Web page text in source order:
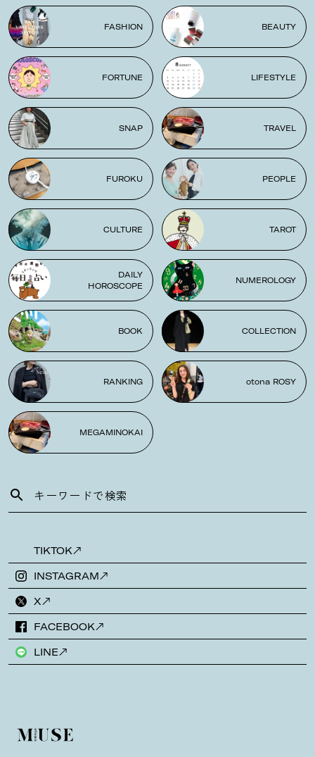
FASHION BEAUTY
FORTUNE LIFESTYLE
SNAP TRAVEL
FUROKU PEOPLE
CULTURE TAROT
DAILY
HOROSCOPE
NUMEROLOGY
BOOK COLLECTION
RANKING otona ROSY
MEGAMINOKAI
TIKTOK
INSTAGRAM
X
FACEBOOK
LINE